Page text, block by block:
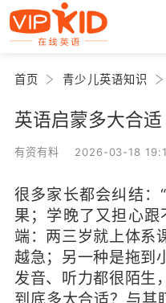
首页 青少儿英语知识
英语启蒙多大合适
有资有料 2026-03-18
很多家长都会纠结：
果；学晚了又担心跟
端：两三岁就上体系
越急；另一种是拖到
发音、听力都很陌生
到底多大合适？与其